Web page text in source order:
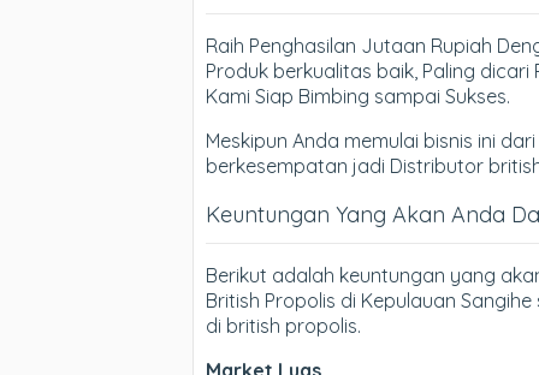
Raih Penghasilan Jutaan Rupiah
Produk berkualitas baik, Paling
Kami Siap Bimbing sampai Sukses.
Meskipun Anda memulai bisnis ini
berkesempatan jadi Distributor
Keuntungan Yang Akan Anda
Berikut adalah keuntungan yang
British Propolis di Kepulauan
di british propolis.
Market Luas